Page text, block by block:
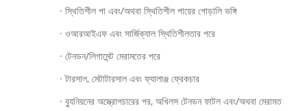
· স্থিতিশীল পা এবং/অথবা স্থিতিশীল পায়ের গোড়ালি ভঙ্গি
· ওআরআইএফ এবং সার্জিক্যাল স্থিতিশীলতার পরে
· টেনডন/লিগামেন্ট মেরামতের পরে
· টারসাল, মেটাটারসাল এবং ফ্যালাঞ্জ ফ্রেকচার
· ব্যুনিয়নের অস্ত্রোপচারের পর, অখিলস টেনডন ফাটল এবং/অথবা মেরামত